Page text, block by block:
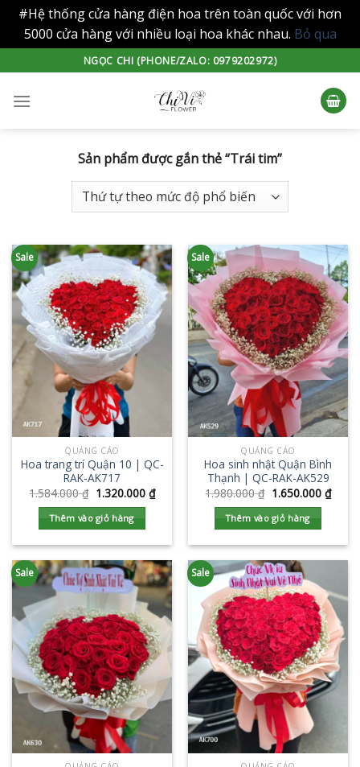
#Hệ thống cửa hàng điện hoa trên toàn quốc với hơn
5000 cửa hàng với nhiều loại hoa khác nhau. Bỏ qua
to
content
NGỌC CHI (PHONE/ZALO: 0979202972)
Sản phẩm được gắn thẻ “Trái tim”
Sale
QUẢNG CÁO
Hoa trang trí Quận 10 | QC-
RAK-AK717
1.584.000₫ 1.320.000 ₫
Thêm vào giỏ hàng
Sale
QUẢNG CÁO
Hoa sinh nhật Quận Bình
Thạnh | QC-RAK-AK529
1.980.000₫ 1.650.000 ₫
Thêm vào giỏ hàng
Sale Sale